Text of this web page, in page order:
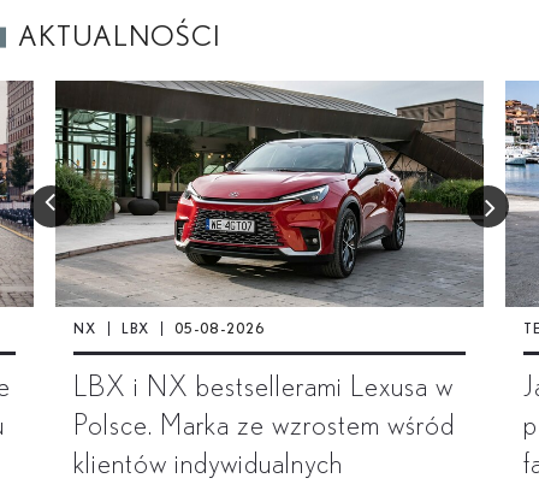
AKTUALNOŚCI
NX LBX 05-08-2026
LBX i NX bestsellerami Lexusa w
Polsce. Marka ze wzrostem wśród
klientów indywidualnych